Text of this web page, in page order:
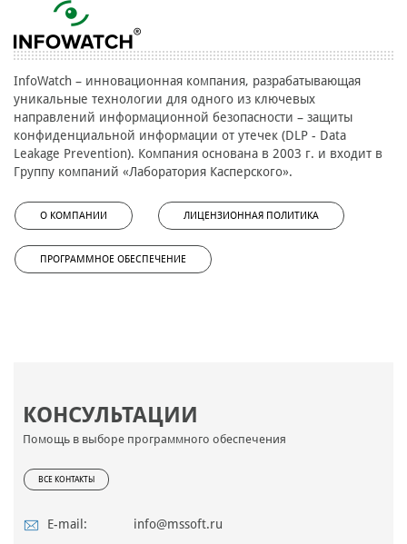
КОНСУЛЬТАЦИИ
Помощь в выборе программного обеспечения
ВСЕ КОНТАКТЫ
E-mail: info@mssoft.ru
InfoWatch – инновационная компания, разрабатывающая
уникальные технологии для одного из ключевых
направлений информационной безопасности – защиты
конфиденциальной информации от утечек (DLP - Data
Leakage Prevention). Компания основана в 2003 г. и входит в
Группу компаний «Лаборатория Касперского».
О КОМПАНИИ ЛИЦЕНЗИОННАЯ ПОЛИТИКА
ПРОГРАММНОЕ ОБЕСПЕЧЕНИЕ